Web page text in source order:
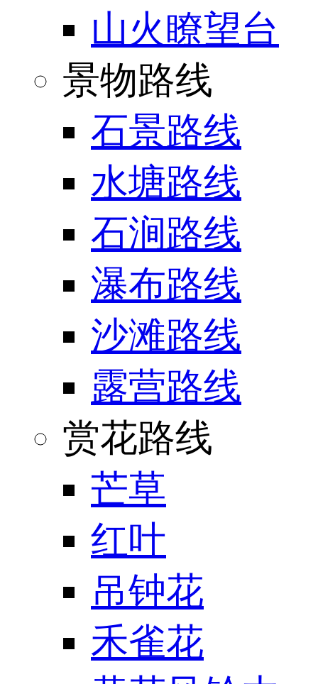
山火瞭望台
景物路线
石景路线
水塘路线
石涧路线
瀑布路线
沙滩路线
露营路线
赏花路线
芒草
红叶
吊钟花
禾雀花